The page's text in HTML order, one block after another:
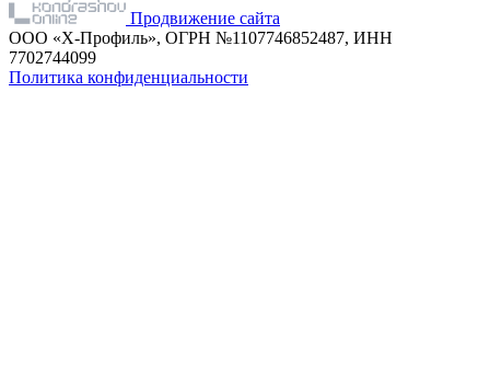
Продвижение сайта
ООО «Х-Профиль», ОГРН №1107746852487, ИНН
7702744099
Политика конфиденциальности